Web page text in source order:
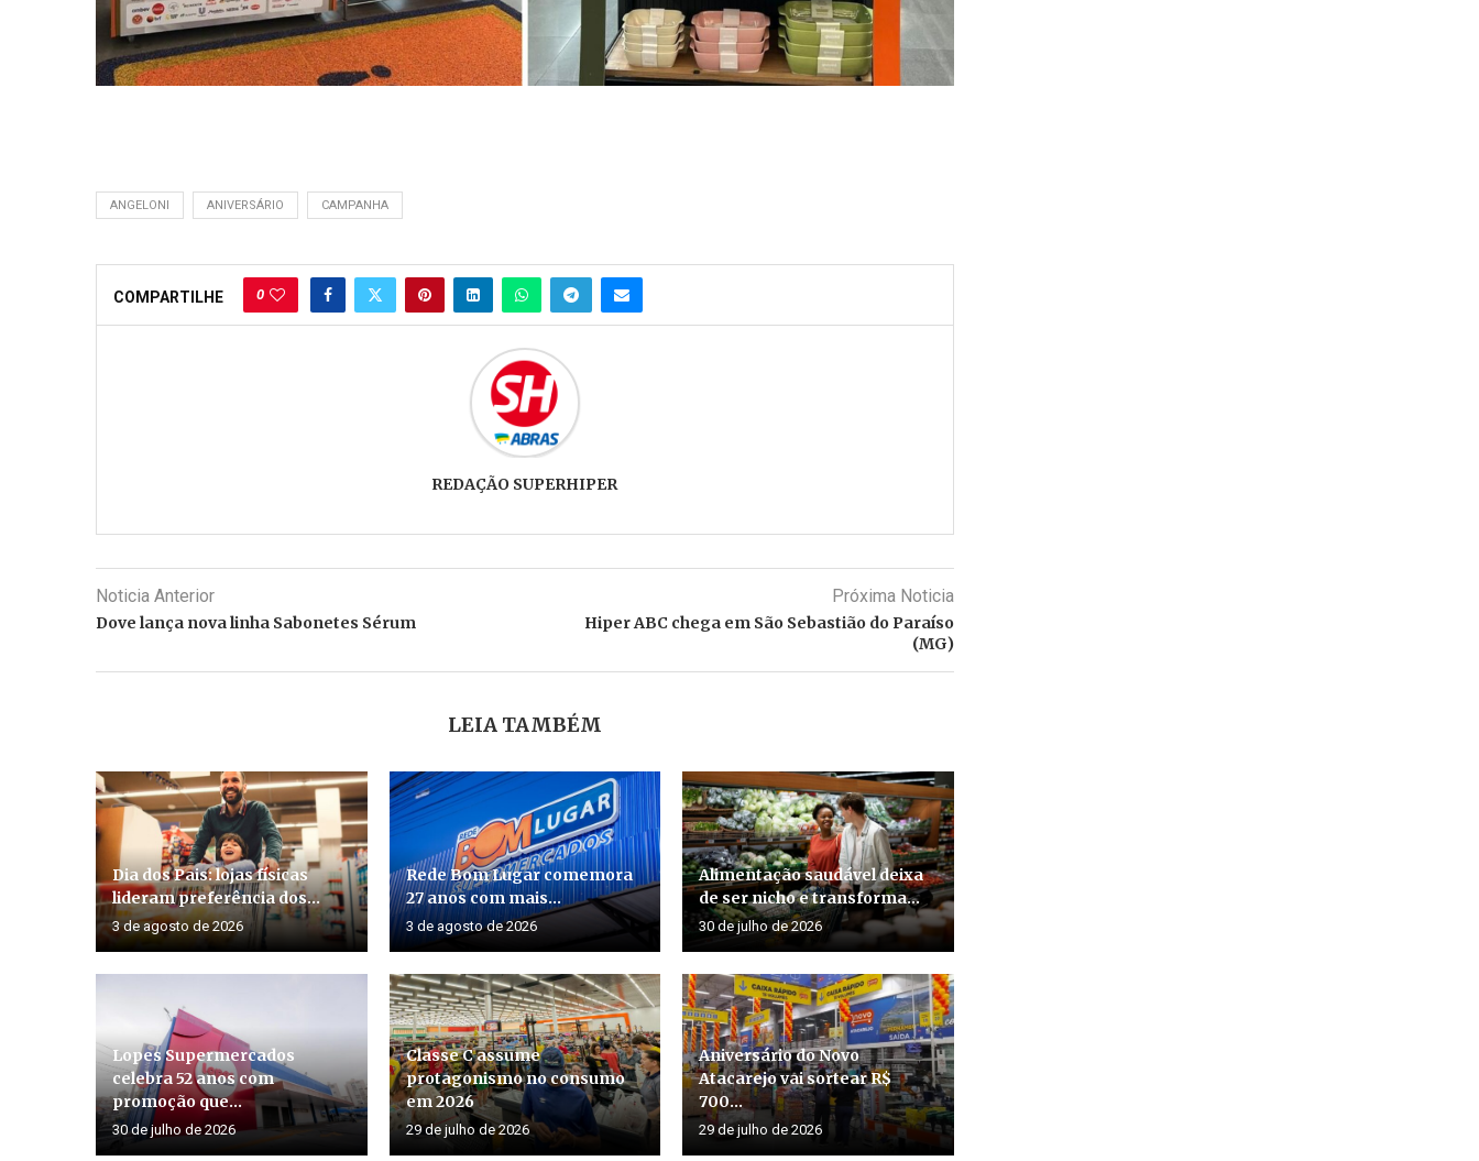
ANGELONI ANIVERSÁRIO CAMPANHA
COMPARTILHE 0
REDAÇÃO SUPERHIPER
Noticia Anterior
Dove lança nova linha Sabonetes Sérum
Próxima Noticia
Hiper ABC chega em São Sebastião do Paraíso
(MG)
LEIA TAMBÉM
Dia dos Pais: lojas físicas
lideram preferência dos...
3 de agosto de 2026
Rede Bom Lugar comemora
27 anos com mais...
3 de agosto de 2026
Alimentação saudável deixa
de ser nicho e transforma...
30 de julho de 2026
Lopes Supermercados
celebra 52 anos com
promoção que...
30 de julho de 2026
Classe C assume
protagonismo no consumo
em 2026
29 de julho de 2026
Aniversário do Novo
Atacarejo vai sortear R$
700...
29 de julho de 2026